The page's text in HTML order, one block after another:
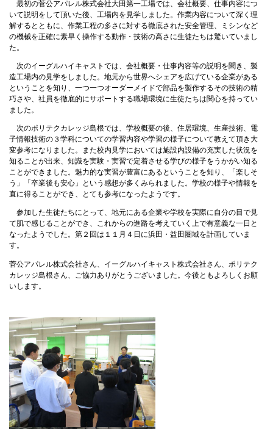
最初の菅公アパレル株式会社大田第一工場では、会社概要、仕事内容につ
いて説明をして頂いた後、工場内を見学しました。作業内容について深く理
解するとともに、作業工程の多さに対する徹底された安全管理、ミシンなど
の機械を正確に素早く操作する動作・技術の高さに生徒たちは驚いていまし
た。
次のイーグルハイキャストでは、会社概要・仕事内容等の説明を聞き、製
造工場内の見学をしました。地元から世界へシェアを広げている企業がある
ということを知り、一つ一つオーダーメイドで部品を製作するその技術の精
巧さや、社員を徹底的にサポートする職場環境に生徒たちは関心を持ってい
ました。
次のポリテクカレッジ島根では、学校概要の後、住居環境、生産技術、電
子情報技術の３学科についての学習内容や学習の様子について教えて頂き大
変参考になりました。また校内見学においては施設内設備の充実した状況を
知ることが出来、知識を実験・実習で定着させる学びの様子をうかがい知る
ことができました。魅力的な実習が豊富にあるということを知り、「楽しそ
う」「卒業後も安心」という感想が多くみられました。学校の様子や情報を
直に得ることができ、とても参考になったようです。
参加した生徒たちにとって、地元にある企業や学校を実際に自分の目で見
て肌で感じることができ、これからの進路を考えていく上で有意義な一日と
なったようでした。第２回は１１月４日に浜田・益田圏域を計画していま
す。
菅公アパレル株式会社さん、イーグルハイキャスト株式会社さん、ポリテク
カレッジ島根さん、ご協力ありがとうございました。今後ともよろしくお願
いします。